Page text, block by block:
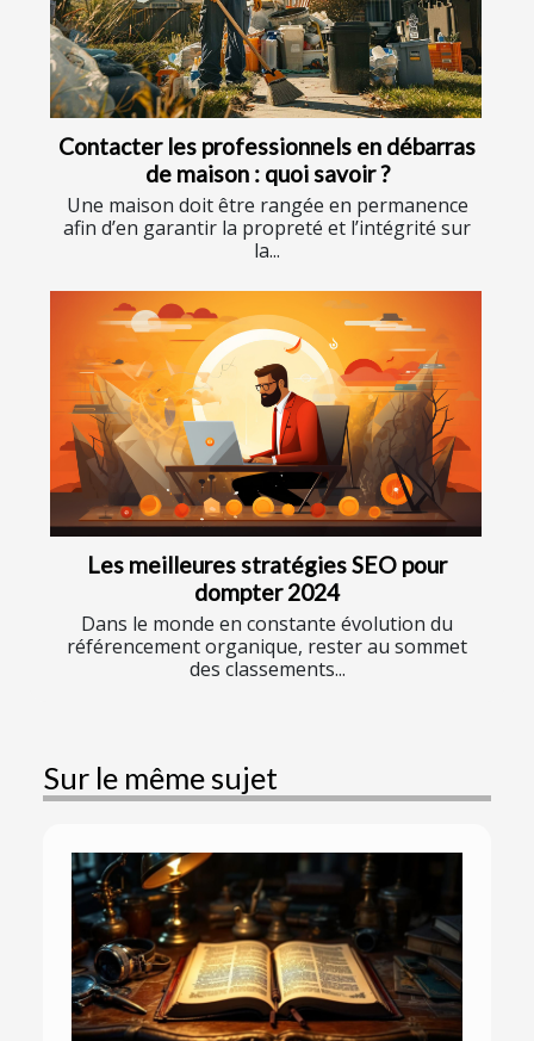
Contacter les professionnels en débarras
de maison : quoi savoir ?
Une maison doit être rangée en permanence
afin d’en garantir la propreté et l’intégrité sur
la...
Les meilleures stratégies SEO pour
dompter 2024
Dans le monde en constante évolution du
référencement organique, rester au sommet
des classements...
Sur le même sujet